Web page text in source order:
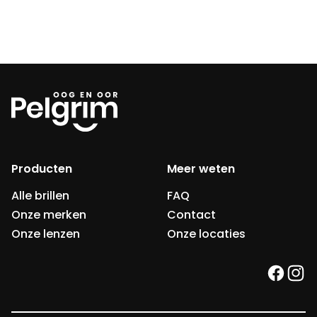
Producten
Alle brillen
Onze merken
Onze lenzen
Meer weten
FAQ
Contact
Onze locaties